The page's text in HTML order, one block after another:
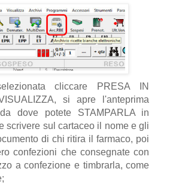
cliccare PRESA IN
si apre l'anteprima
dove potete STAMPARLA in
scrivere sul cartaceo il nome e gli
di chi ritira il farmaco, poi
confezioni che consegnate con
a confezione e timbrarla, come